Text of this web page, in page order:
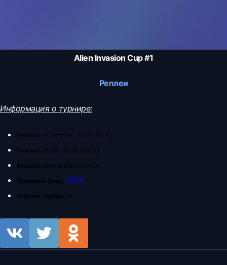
Alien Invasion Cup #1
Реплеи
Информация о турнире:
Начало: 26 августа, 20:30 (МСК)
Чек-ин: 19:30 - 20:30 (МСК).
Количество слотов: до 1024.
Призовой фонд: 100 €
Формат турира: Bo1